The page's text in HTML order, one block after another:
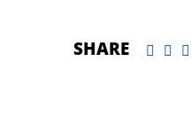
SHARE